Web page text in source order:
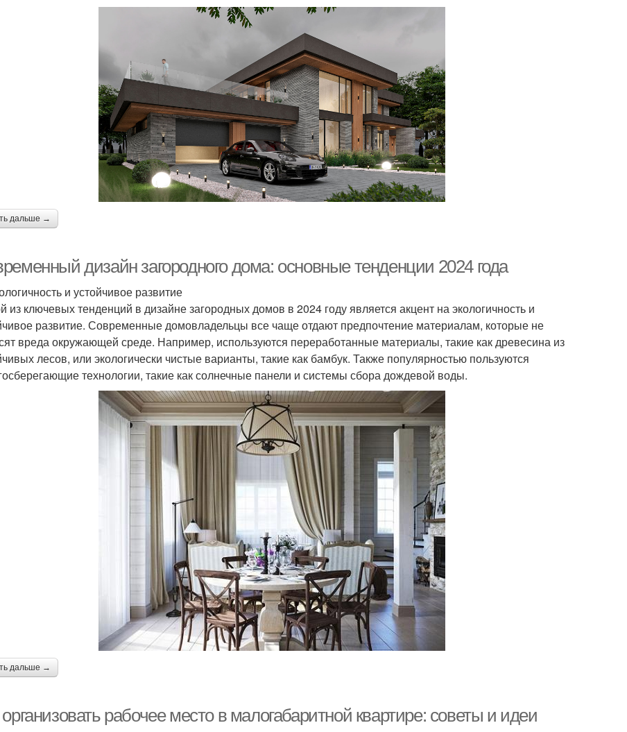
дальше →
дизайн загородного дома: основные тенденции 2024 года
и устойчивое развитие
из ключевых тенденций в дизайне загородных домов в 2024 году является акцент на экологичность и
развитие. Современные домовладельцы все чаще отдают предпочтение материалам, которые не
вреда окружающей среде. Например, используются переработанные материалы, такие как древесина из
лесов, или экологически чистые варианты, такие как бамбук. Также популярностью пользуются
технологии, такие как солнечные панели и системы сбора дождевой воды.
дальше →
организовать рабочее место в малогабаритной квартире: советы и идеи